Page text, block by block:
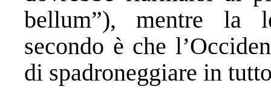
bellum”), mentre la
secondo è che
di spadroneggiare in